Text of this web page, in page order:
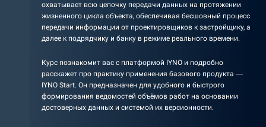
охватывает всю цепочку передачи данных на протяжении
жизненного цикла объекта, обеспечивая бесшовный процесс
передачи информации от проектировщиков к застройщику, а
далее к подрядчику и банку в режиме реального времени.
Курс познакомит вас с платформой IYNO и подробно
расскажет про практику применения базового продукта —
IYNO Start. Он предназначен для удобного и быстрого
формирования ведомостей объёмов работ на основании
достоверных данных и системой их версионности.